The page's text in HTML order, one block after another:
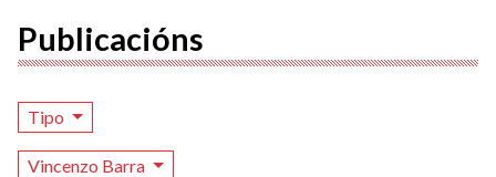
Publicacións
Tipo
Vincenzo Barra